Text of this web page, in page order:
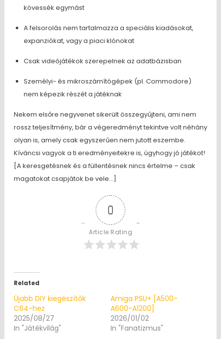
kövessék egymást
A felsorolás nem tartalmazza a speciális kiadásokat,
expanziókat, vagy a piaci klónokat
Csak videójátékok szerepelnek az adatbázisban
Személyi- és mikroszámítógépek (pl. Commodore)
nem képezik részét a játéknak
Nekem elsőre negyvenet sikerült összegyűjteni, ami nem
rossz teljesítmény, bár a végeredményt tekintve volt néhány
olyan is, amely csak egyszerűen nem jutott eszembe.
Kíváncsi vagyok a ti eredményeitekre is, úgyhogy jó játékot!
[A keresgetésnek és a füllentésnek nincs értelme – csak
magatokat csapjátok be vele…]
0
Article Rating
Related
Újabb DIY kiegészítők
C64-hez
2025/08/27
In "Játékvilág"
Amiga PSU+ [A500-
A600-A1200]
2026/01/02
In "Fanatizmus"